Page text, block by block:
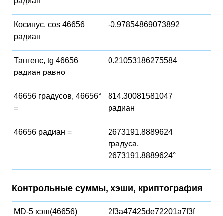
Косинус, cos 46656
радиан
-0.97854869073892
Тангенс, tg 46656
радиан равно
0.21053186275584
46656 градусов, 46656°
=
814.30081581047
радиан
46656 радиан =
2673191.8889624
градуса,
2673191.8889624°
Контрольные суммы, хэши, криптография
MD-5 хэш(46656)
2f3a47425de72201a7f3f